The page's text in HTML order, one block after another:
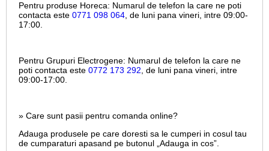
Pentru produse Horeca: Numarul de telefon la care ne poti
contacta este 0771 098 064, de luni pana vineri, intre 09:00-
17:00.
Pentru Grupuri Electrogene: Numarul de telefon la care ne
poti contacta este 0772 173 292, de luni pana vineri, intre
09:00-17:00.
» Care sunt pasii pentru comanda online?
Adauga produsele pe care doresti sa le cumperi in cosul tau
de cumparaturi apasand pe butonul „Adauga in cos”.